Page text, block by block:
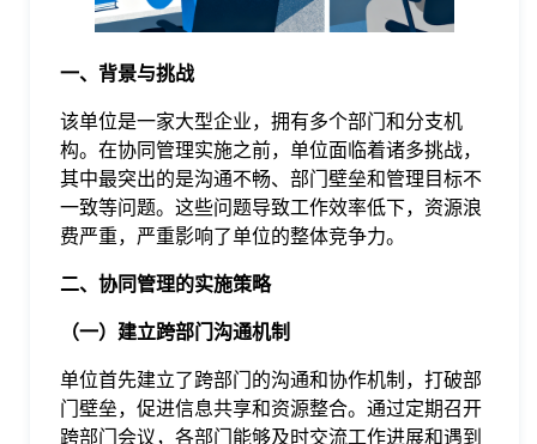
一、背景与挑战
该单位是一家大型企业，拥有多个部门和分支机
构。在协同管理实施之前，单位面临着诸多挑战，
其中最突出的是沟通不畅、部门壁垒和管理目标不
一致等问题。这些问题导致工作效率低下，资源浪
费严重，严重影响了单位的整体竞争力。
二、协同管理的实施策略
（一）建立跨部门沟通机制
单位首先建立了跨部门的沟通和协作机制，打破部
门壁垒，促进信息共享和资源整合。通过定期召开
跨部门会议，各部门能够及时交流工作进展和遇到